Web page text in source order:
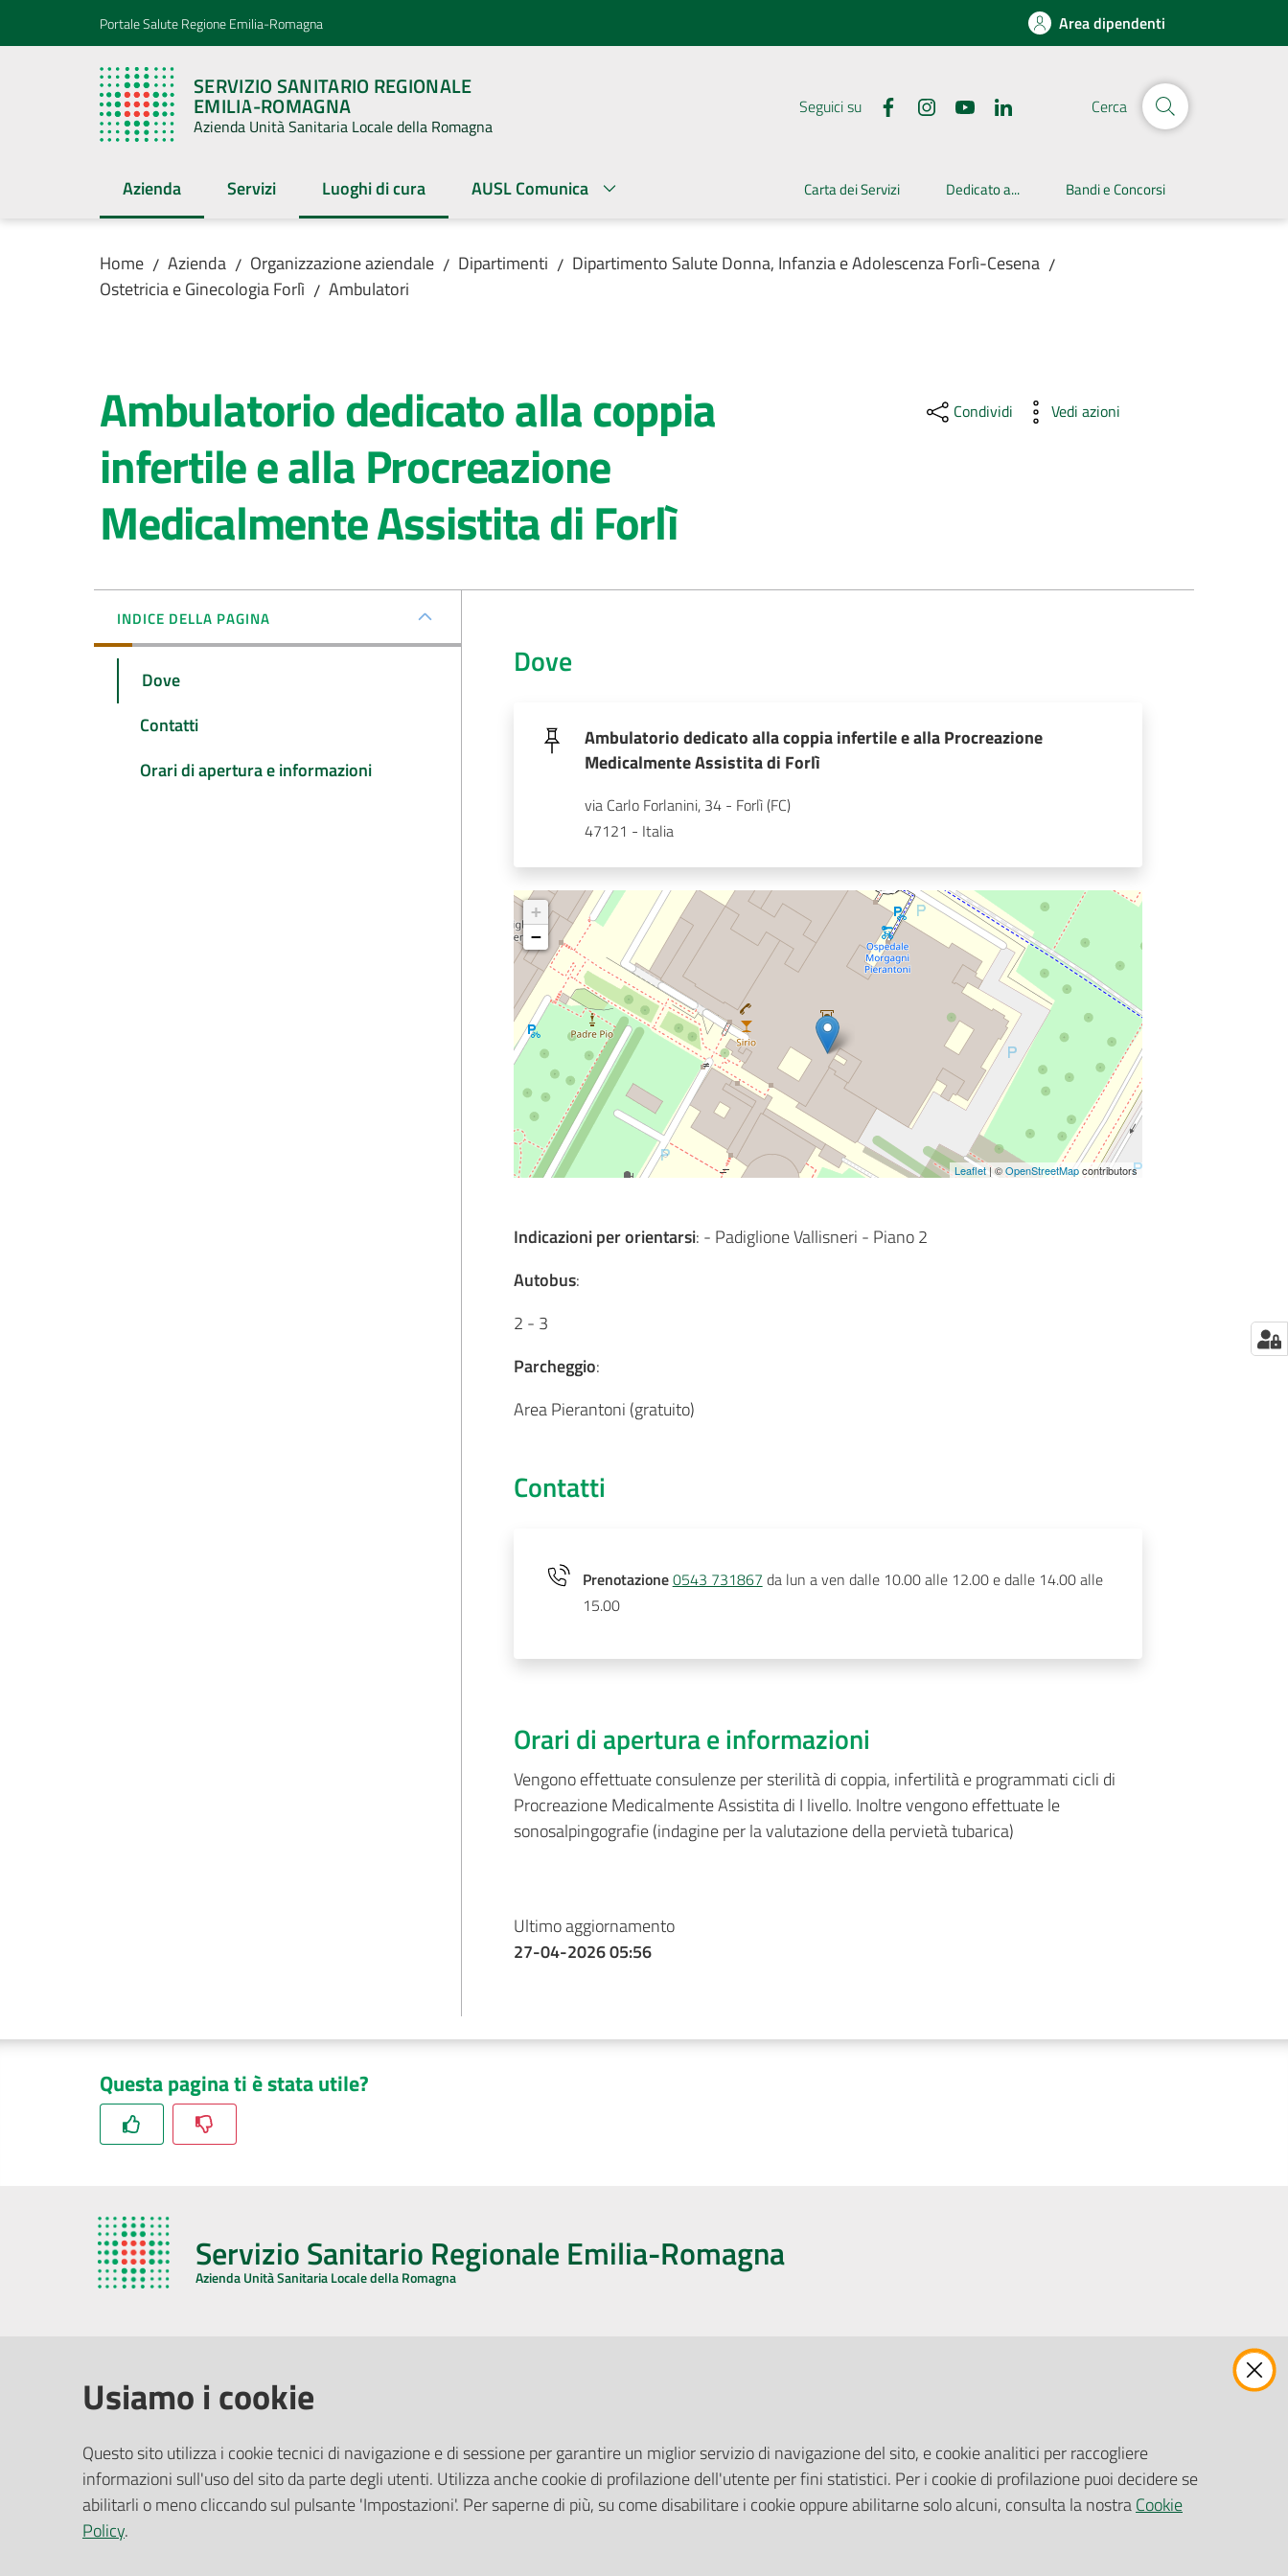
Vai al contenuto
Vai alla navigazionePortale Salute Regione Emilia-Romagna Area dipendenti
SERVIZIO SANITARIO REGIONALE
EMILIA-ROMAGNA
Azienda Unità Sanitaria Locale della Romagna
Seguici su Cerca
Azienda
Menu selezionatoServizi Luoghi di cura
Menu selezionato AUSL Comunica Carta dei Servizi Dedicato a... Bandi e Concorsi
Home / Azienda / Organizzazione aziendale / Dipartimenti / Dipartimento Salute Donna, Infanzia e Adolescenza Forlì-Cesena /
Ostetricia e Ginecologia Forlì / Ambulatori
Ambulatorio dedicato alla coppia
infertile e alla Procreazione
Medicalmente Assistita di Forlì
Condividi Vedi azioni
INDICE DELLA PAGINA
Dove
Contatti
Orari di apertura e informazioni
Dove
Ambulatorio dedicato alla coppia infertile e alla Procreazione
Medicalmente Assistita di Forlì
via Carlo Forlanini, 34 - Forlì (FC)
47121 - Italia
+
−
Leaflet| ©OpenStreetMapcontributors
Indicazioni per orientarsi: - Padiglione Vallisneri - Piano 2
Autobus:
2 - 3
Parcheggio:
Area Pierantoni (gratuito)
Contatti
Prenotazione0543 731867 da lun a ven dalle 10.00 alle 12.00 e dalle 14.00 alle
15.00
Orari di apertura e informazioni
Vengono effettuate consulenze per sterilità di coppia, infertilità e programmati cicli di
Procreazione Medicalmente Assistita di I livello. Inoltre vengono effettuate le
sonosalpingografie (indagine per la valutazione della pervietà tubarica)
Ultimo aggiornamento
27-04-2026 05:56
Questa pagina ti è stata utile?
Servizio Sanitario Regionale Emilia-Romagna
Azienda Unità Sanitaria Locale della Romagna
Via De Gasperi, 8 - 48121 Ravenna (RA)
CF/P.IVA:02483810392
PEC:
azienda@pec.auslromagna.it
Ufficio Relazioni con il Pubblico
Riferimenti per la Stampa
Pubblicità legale
Albo Pretorio
Privacy Policy
Attuazione Misure PNRR
Gare e Appalti
Richiesta Patrocinio
Usiamo i cookie
Questo sito utilizza i cookie tecnici di navigazione e di sessione per garantire un miglior servizio di navigazione del sito, e cookie analitici per raccogliere
informazioni sull'uso del sito da parte degli utenti. Utilizza anche cookie di profilazione dell'utente per fini statistici. Per i cookie di profilazione puoi decidere se
abilitarli o meno cliccando sul pulsante 'Impostazioni'. Per saperne di più, su come disabilitare i cookie oppure abilitarne solo alcuni, consulta la nostraCookie
Policy.